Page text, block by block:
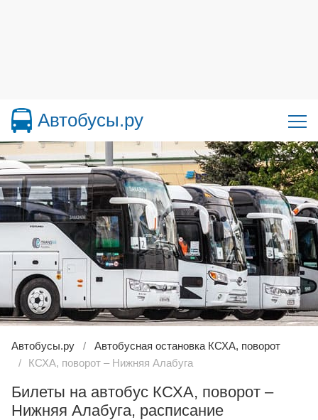
Автобусы.ру
Автобусы.ру
Автобусная остановка КСХА, поворот
КСХА, поворот – Нижняя Алабуга
Билеты на автобус КСХА, поворот –
Нижняя Алабуга, расписание